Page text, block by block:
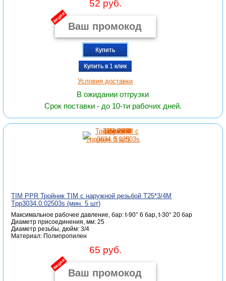
52 руб.
акция
Купить
Купить в 1 клик
Условия доставки
В ожидании отгрузки
Срок поставки - до 10-ти рабочих дней.
TIM PPR Тройник TIM с наружной резьбой T25*3/4M
Tpp3034.0.02503s (мин. 5 шт)
Максимальное рабочее давление, бар: t-90° 6 бар, t-30° 20 бар
Диаметр присоединения, мм: 25
Диаметр резьбы, дюйм: 3/4
Материал: Полипропилен
65 руб.
акция